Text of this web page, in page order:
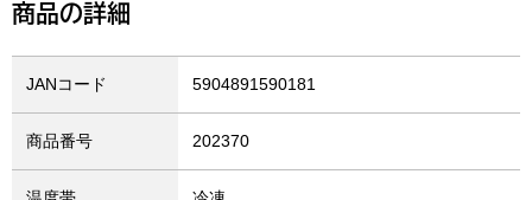
商品の詳細
JANコード 5904891590181
商品番号 202370